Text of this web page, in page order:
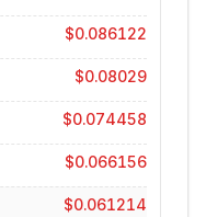
$0.086122
$0.08029
$0.074458
$0.066156
$0.061214